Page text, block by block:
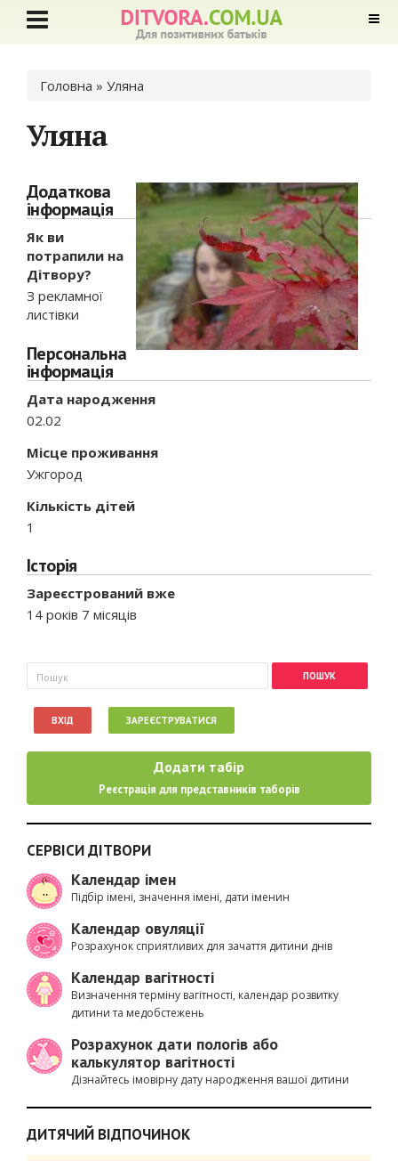
Ви є тут
Головна » Уляна
Уляна
Додаткова
інформація
Як ви
потрапили на
Дітвору?
З рекламної
листівки
Персональна
інформація
Дата народження
02.02
Місце проживання
Ужгород
Кількість дітей
1
Історія
Зареєстрований вже
14 років 7 місяців
Пошукова форма
Пошук
ВХІД ЗАРЕЄСТРУВАТИСЯ
Додати табір
Реєстрація для представників таборів
СЕРВІСИ ДІТВОРИ
Календар імен
Підбір імені, значення імені, дати іменин
Календар овуляції
Розрахунок сприятливих для зачаття дитини днів
Календар вагітності
Визначення терміну вагітності, календар розвитку
дитини та медобстежень
Розрахунок дати пологів або
калькулятор вагітності
Дізнайтесь імовірну дату народження вашої дитини
ДИТЯЧИЙ ВІДПОЧИНОК